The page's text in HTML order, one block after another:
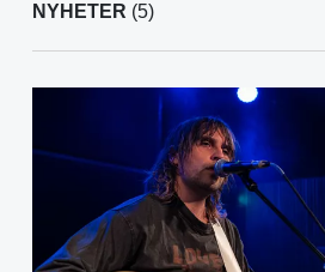
NYHETER (5)